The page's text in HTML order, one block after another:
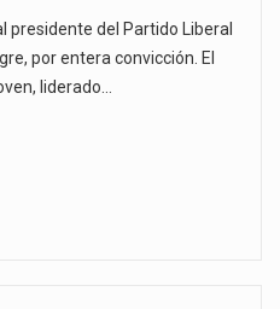
presidente del Partido Liberal
por entera convicción. El
liderado…